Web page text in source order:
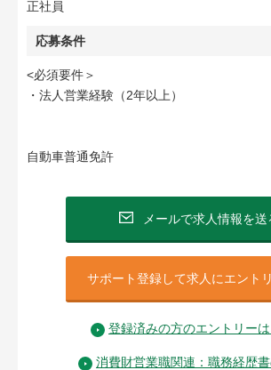
正社員
応募条件
<必須要件＞
・法人営業経験（2年以上）
自動車普通免許
メールで求人情報を送
サポート登録して求人にエント
登録済みの方のエントリー
消費財営業職関連：職務経歴